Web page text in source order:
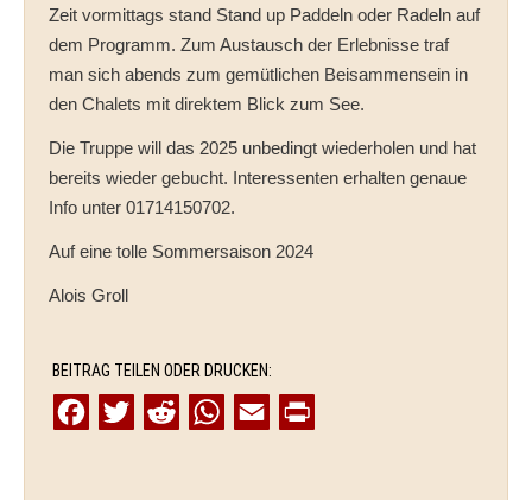
Zeit vormittags stand Stand up Paddeln oder Radeln auf
dem Programm. Zum Austausch der Erlebnisse traf
man sich abends zum gemütlichen Beisammensein in
den Chalets mit direktem Blick zum See.
Die Truppe will das 2025 unbedingt wiederholen und hat
bereits wieder gebucht. Interessenten erhalten genaue
Info unter 01714150702.
Auf eine tolle Sommersaison 2024
Alois Groll
BEITRAG TEILEN ODER DRUCKEN:
W